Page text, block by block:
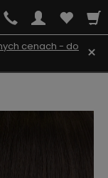
cenach - do
×